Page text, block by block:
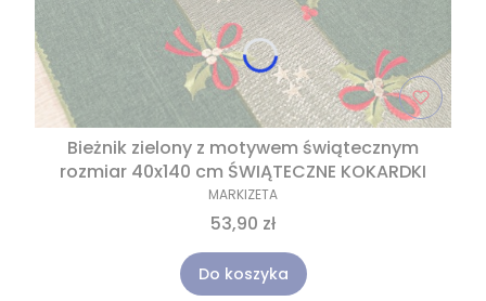
Bieżnik zielony z motywem świątecznym
rozmiar 40x140 cm ŚWIĄTECZNE KOKARDKI
MARKIZETA
53,90 zł
Do koszyka